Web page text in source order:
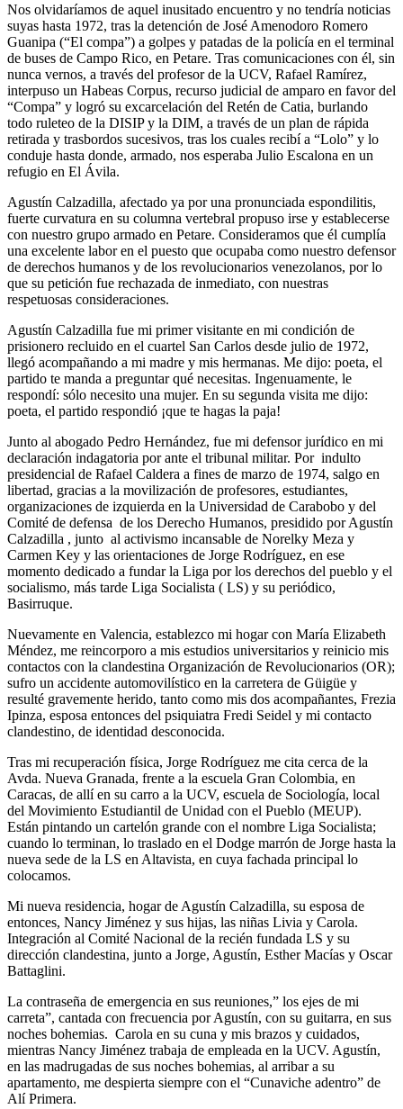
Nos olvidaríamos de aquel inusitado encuentro y no tendría noticias
suyas hasta 1972, tras la detención de José Amenodoro Romero
Guanipa (“El compa”) a golpes y patadas de la policía en el terminal
de buses de Campo Rico, en Petare. Tras comunicaciones con él, sin
nunca vernos, a través del profesor de la UCV, Rafael Ramírez,
interpuso un Habeas Corpus, recurso judicial de amparo en favor del
“Compa” y logró su excarcelación del Retén de Catia, burlando
todo ruleteo de la DISIP y la DIM, a través de un plan de rápida
retirada y trasbordos sucesivos, tras los cuales recibí a “Lolo” y lo
conduje hasta donde, armado, nos esperaba Julio Escalona en un
refugio en El Ávila.
Agustín Calzadilla, afectado ya por una pronunciada espondilitis,
fuerte curvatura en su columna vertebral propuso irse y establecerse
con nuestro grupo armado en Petare. Consideramos que él cumplía
una excelente labor en el puesto que ocupaba como nuestro defensor
de derechos humanos y de los revolucionarios venezolanos, por lo
que su petición fue rechazada de inmediato, con nuestras
respetuosas consideraciones.
Agustín Calzadilla fue mi primer visitante en mi condición de
prisionero recluido en el cuartel San Carlos desde julio de 1972,
llegó acompañando a mi madre y mis hermanas. Me dijo: poeta, el
partido te manda a preguntar qué necesitas. Ingenuamente, le
respondí: sólo necesito una mujer. En su segunda visita me dijo:
poeta, el partido respondió ¡que te hagas la paja!
Junto al abogado Pedro Hernández, fue mi defensor jurídico en mi
declaración indagatoria por ante el tribunal militar. Por indulto
presidencial de Rafael Caldera a fines de marzo de 1974, salgo en
libertad, gracias a la movilización de profesores, estudiantes,
organizaciones de izquierda en la Universidad de Carabobo y del
Comité de defensa de los Derecho Humanos, presidido por Agustín
Calzadilla , junto al activismo incansable de Norelky Meza y
Carmen Key y las orientaciones de Jorge Rodríguez, en ese
momento dedicado a fundar la Liga por los derechos del pueblo y el
socialismo, más tarde Liga Socialista ( LS) y su periódico,
Basirruque.
Nuevamente en Valencia, establezco mi hogar con María Elizabeth
Méndez, me reincorporo a mis estudios universitarios y reinicio mis
contactos con la clandestina Organización de Revolucionarios (OR);
sufro un accidente automovilístico en la carretera de Güigüe y
resulté gravemente herido, tanto como mis dos acompañantes, Frezia
Ipinza, esposa entonces del psiquiatra Fredi Seidel y mi contacto
clandestino, de identidad desconocida.
Tras mi recuperación física, Jorge Rodríguez me cita cerca de la
Avda. Nueva Granada, frente a la escuela Gran Colombia, en
Caracas, de allí en su carro a la UCV, escuela de Sociología, local
del Movimiento Estudiantil de Unidad con el Pueblo (MEUP).
Están pintando un cartelón grande con el nombre Liga Socialista;
cuando lo terminan, lo traslado en el Dodge marrón de Jorge hasta la
nueva sede de la LS en Altavista, en cuya fachada principal lo
colocamos.
Mi nueva residencia, hogar de Agustín Calzadilla, su esposa de
entonces, Nancy Jiménez y sus hijas, las niñas Livia y Carola.
Integración al Comité Nacional de la recién fundada LS y su
dirección clandestina, junto a Jorge, Agustín, Esther Macías y Oscar
Battaglini.
La contraseña de emergencia en sus reuniones,” los ejes de mi
carreta”, cantada con frecuencia por Agustín, con su guitarra, en sus
noches bohemias. Carola en su cuna y mis brazos y cuidados,
mientras Nancy Jiménez trabaja de empleada en la UCV. Agustín,
en las madrugadas de sus noches bohemias, al arribar a su
apartamento, me despierta siempre con el “Cunaviche adentro” de
Alí Primera.